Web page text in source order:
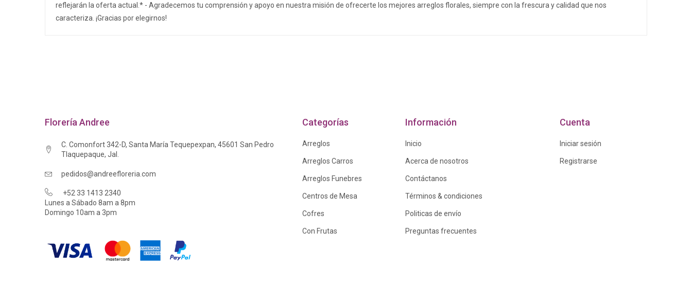
reflejarán la oferta actual.* - Agradecemos tu comprensión y apoyo en nuestra misión de ofrecerte los mejores arreglos florales, siempre con la frescura y calidad que nos
caracteriza. ¡Gracias por elegirnos!
Florería Andree
C. Comonfort 342-D, Santa María Tequepexpan, 45601 San Pedro
Tlaquepaque, Jal.
pedidos@andreefloreria.com
+52 33 1413 2340
Lunes a Sábado 8am a 8pm
Domingo 10am a 3pm
Categorías
Arreglos
Arreglos Carros
Arreglos Funebres
Centros de Mesa
Cofres
Con Frutas
Información
Inicio
Acerca de nosotros
Contáctanos
Términos & condiciones
Politicas de envío
Preguntas frecuentes
Cuenta
Iniciar sesión
Registrarse